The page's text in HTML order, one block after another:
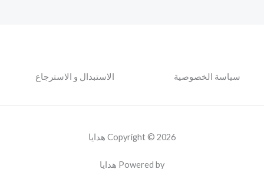
سياسة الخصوصية الاستبدال و الاسترجاع
Copyright © 2026 هدايا
Powered by هدايا